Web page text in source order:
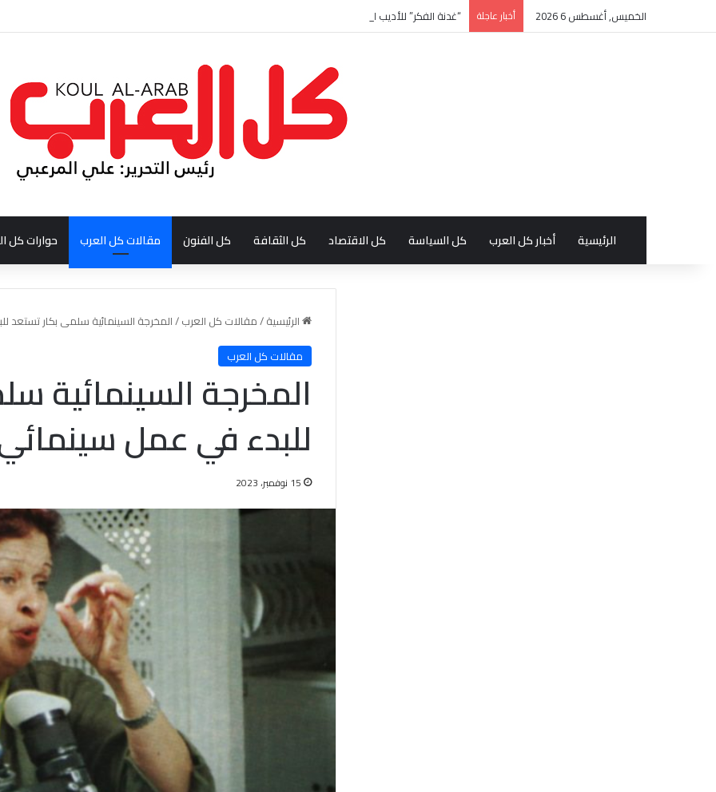
الخميس, أغسطس 6 2026 أخبار عاجلة “غدنة الفكر” للأديب السعودي احمد بن عبدالله العبدالنبي
الرئيسية أخبار كل العرب كل السياسة كل الاقتصاد كل الثقافة كل الفنون مقالات كل العرب حوارات كل
الرئيسية/مقالات كل العرب/المخرجة السينمائية سلمى بكار تستعد
مقالات كل العرب
المخرجة السينمائية
للبدء في عمل
15 نوفمبر، 2023